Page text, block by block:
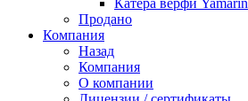
Катера верфи Yamarin
Продано
Компания
Назад
Компания
О компании